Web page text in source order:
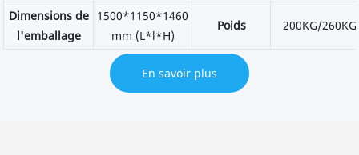
Dimensions de
l'emballage
1500*1150*1460
mm (L*l*H)
Poids 200KG/260KG
En savoir plus